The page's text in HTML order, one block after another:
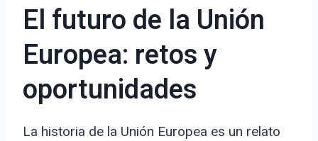
El futuro de la Unión
Europea: retos y
oportunidades
La historia de la Unión Europea es un relato